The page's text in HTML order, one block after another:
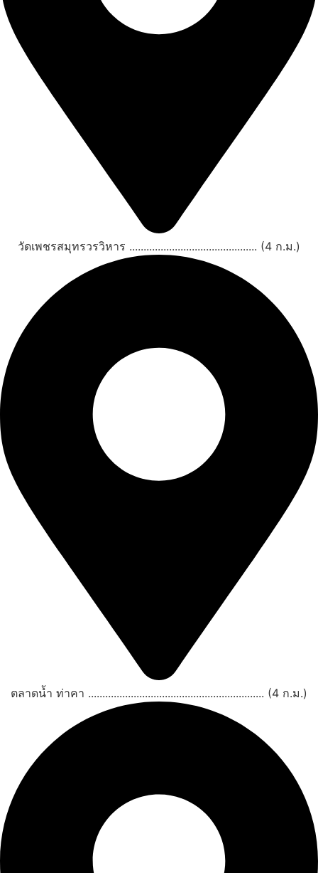
วัดเพชรสมุทรวรวิหาร ............................................. (4 ก.ม.)
ตลาดน้ำ ท่าคา .............................................................. (4 ก.ม.)